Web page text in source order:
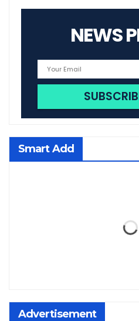
NEWS
Smart Add
Advertisement